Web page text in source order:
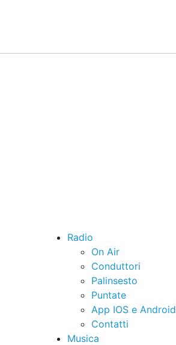
Radio
On Air
Conduttori
Palinsesto
Puntate
App IOS e Android
Contatti
Musica